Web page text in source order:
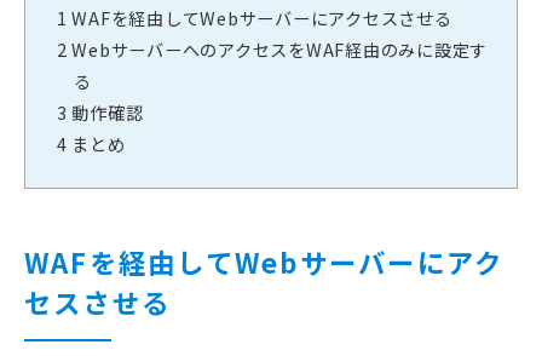
1 WAFを経由してWebサーバーにアクセスさせる
2 WebサーバーへのアクセスをWAF経由のみに設定す
る
3 動作確認
4 まとめ
WAFを経由してWebサーバーにアク
セスさせる